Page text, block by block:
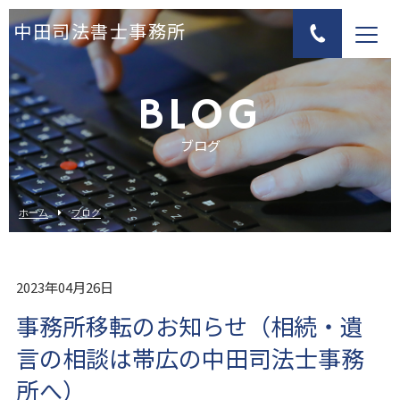
中田司法書士事務所
BLOG
ブログ
ホーム ブログ
2023年04月26日
事務所移転のお知らせ（相続・遺
言の相談は帯広の中田司法士事務
所へ）